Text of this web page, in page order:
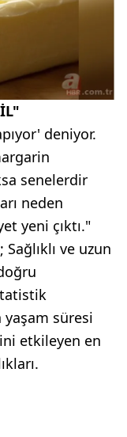
deniyor.
senelerdir
neden
yeni çıktı."
ve uzun
yaşam süresi
etkileyen en